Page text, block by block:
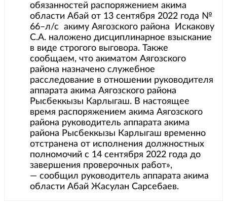
обязанностей распоряжением акима
области Абай от 13 сентября 2022 года №
66–л/с акиму Аягозского района Искакову
С.А. наложено дисциплинарное взыскание
в виде строгого выговора. Также
сообщаем, что акиматом Аягозского
района назначено служебное
расследование в отношении руководителя
аппарата акима Аягозского района
Рысбеккызы Карлыгаш. В настоящее
время распоряжением акима Аягозского
района руководитель аппарата акима
района Рысбеккызы Карлыгаш временно
отстранена от исполнения должностных
полномочий с 14 сентября 2022 года до
завершения проверочных работ»,
— сообщил руководитель аппарата акима
области Абай Жасулан Сарсебаев.